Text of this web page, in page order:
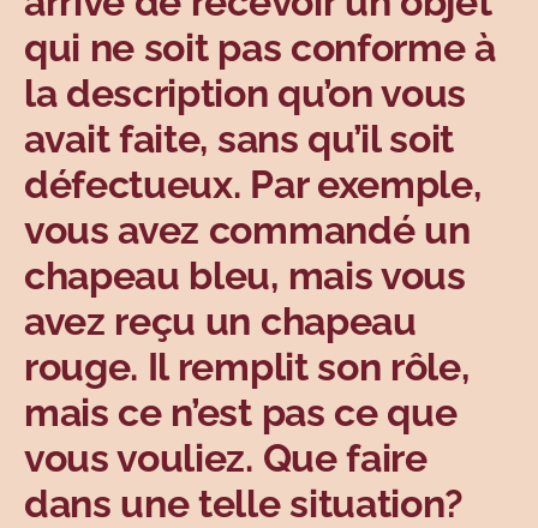
Sujets
qui ne soit pas conforme à
la description qu’on vous
avait faite, sans qu’il soit
défectueux. Par exemple,
vous avez commandé un
chapeau bleu, mais vous
avez reçu un chapeau
rouge. Il remplit son rôle,
mais ce n’est pas ce que
vous vouliez. Que faire
dans une telle situation?